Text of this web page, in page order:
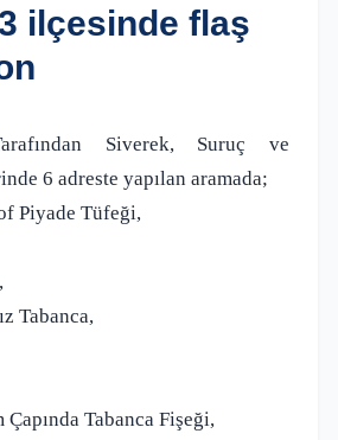
ilçesinde flaş
Siverek, Suruç ve
6 adreste yapılan aramada;
Piyade Tüfeği,
Tabanca,
Çapında Tabanca Fişeği,